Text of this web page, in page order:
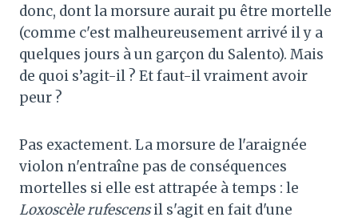
donc, dont la morsure aurait pu être mortelle
(comme c'est malheureusement arrivé il y a
quelques jours à un garçon du Salento). Mais
de quoi s’agit-il ? Et faut-il vraiment avoir
peur ?
Pas exactement. La morsure de l'araignée
violon n'entraîne pas de conséquences
mortelles si elle est attrapée à temps : le
Loxoscèle rufescensil s'agit en fait d'une